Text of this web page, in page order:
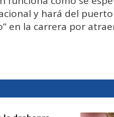
y hará del
en la carrera por